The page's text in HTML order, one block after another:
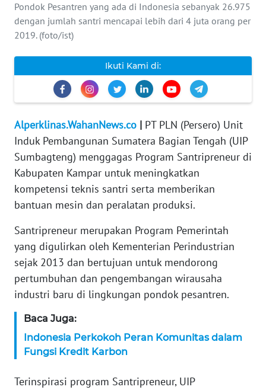
Pondok Pesantren yang ada di Indonesia sebanyak 26.975
dengan jumlah santri mencapai lebih dari 4 juta orang per
2019. (foto/ist)
Ikuti Kami di:
Alperklinas.WahanNews.co | PT PLN (Persero) Unit
Induk Pembangunan Sumatera Bagian Tengah (UIP
Sumbagteng) menggagas Program Santripreneur di
Kabupaten Kampar untuk meningkatkan
kompetensi teknis santri serta memberikan
bantuan mesin dan peralatan produksi.
Santripreneur merupakan Program Pemerintah
yang digulirkan oleh Kementerian Perindustrian
sejak 2013 dan bertujuan untuk mendorong
pertumbuhan dan pengembangan wirausaha
industri baru di lingkungan pondok pesantren.
Baca Juga:
Indonesia Perkokoh Peran Komunitas dalam
Fungsi Kredit Karbon
Terinspirasi program Santripreneur, UIP
TENTANG
KAMI
MEDIA
REDAKSI
DISCLAIMER
Wahana
News
Regional
WN
SUMUT
JAKARTA
WN